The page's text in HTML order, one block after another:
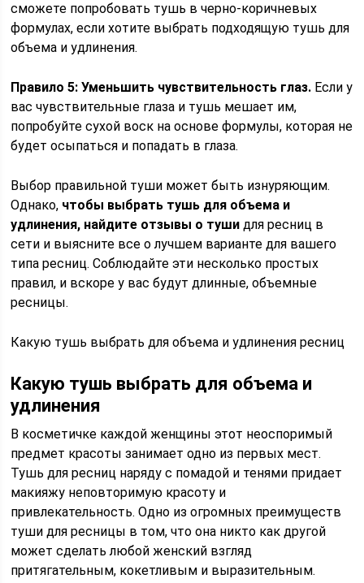
сможете попробовать тушь в черно-коричневых
формулах, если хотите выбрать подходящую тушь для
объема и удлинения.
Правило 5: Уменьшить чувствительность глаз. Если у
вас чувствительные глаза и тушь мешает им,
попробуйте сухой воск на основе формулы, которая не
будет осыпаться и попадать в глаза.
Выбор правильной туши может быть изнуряющим.
Однако, чтобы выбрать тушь для объема и
удлинения, найдите отзывы о туши для ресниц в
сети и выясните все о лучшем варианте для вашего
типа ресниц. Соблюдайте эти несколько простых
правил, и вскоре у вас будут длинные, объемные
ресницы.
Какую тушь выбрать для объема и удлинения ресниц
Какую тушь выбрать для объема и
удлинения
В косметичке каждой женщины этот неоспоримый
предмет красоты занимает одно из первых мест.
Тушь для ресниц наряду с помадой и тенями придает
макияжу неповторимую красоту и
привлекательность. Одно из огромных преимуществ
туши для ресницы в том, что она никто как другой
может сделать любой женский взгляд
притягательным, кокетливым и выразительным.